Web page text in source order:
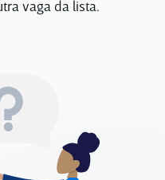
vaga da lista.